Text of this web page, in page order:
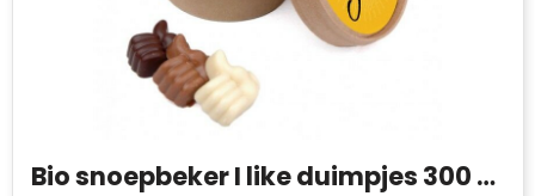
Bio snoepbeker I like duimpjes 300 gram